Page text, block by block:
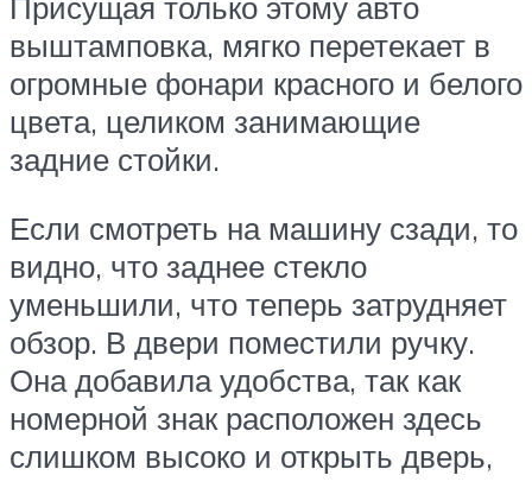
выштамповка, мягко перетекает в
огромные фонари красного и белого
цвета, целиком занимающие
задние стойки.
Если смотреть на машину сзади, то
видно, что заднее стекло
уменьшили, что теперь затрудняет
обзор. В двери поместили ручку.
Она добавила удобства, так как
номерной знак расположен здесь
слишком высоко и открыть дверь,